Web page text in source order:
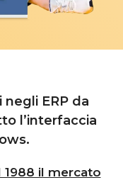
negli ERP da
l’interfaccia
1988 il mercato